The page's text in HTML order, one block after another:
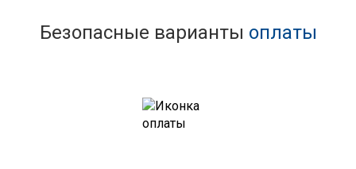
Безопасные варианты оплаты